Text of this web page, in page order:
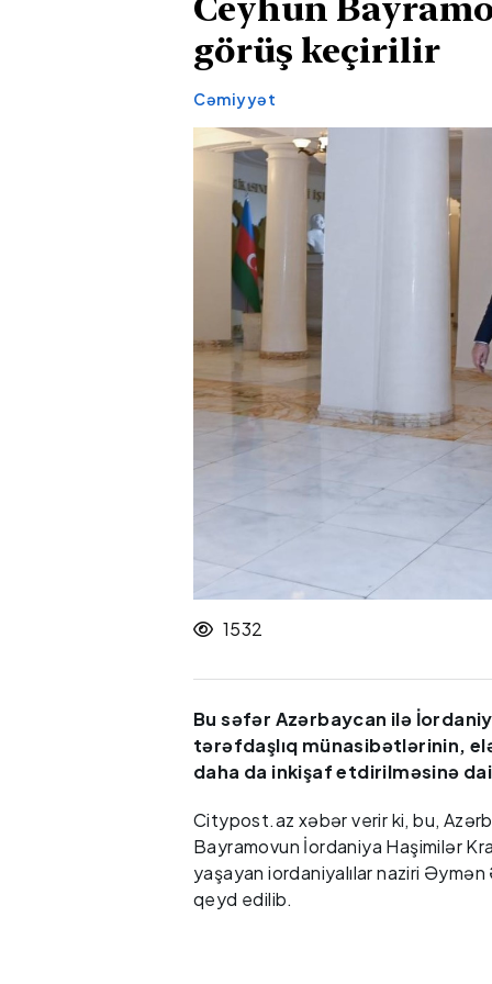
Ceyhun
görüş keçirilir
Cəmiyyət
1532
Bu səfər Azərbaycan ilə
tərəfdaşlıq münasibətlərinin,
daha da inkişaf etdirilməsinə
Citypost.az xəbər verir ki, bu,
Bayramovun İordaniya Haşimilər
yaşayan iordaniyalılar naziri Əymən
qeyd edilib.
meydançasında meyit
Siyəzəndə
sürücü